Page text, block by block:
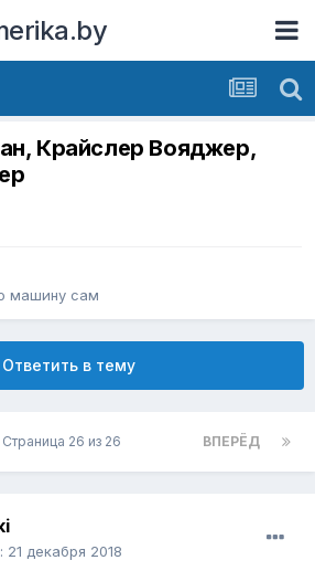
Крайслер Вояджер,
машину сам
Ответить в тему
ВПЕРЁД
Страница 26 из 26
21 декабря 2018